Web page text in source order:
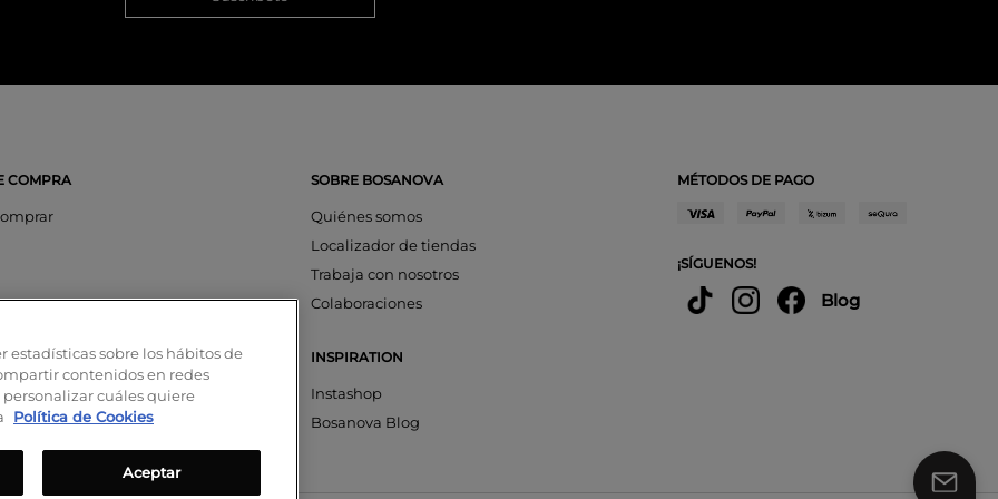
COMPRA
SeQura
SOBRE BOSANOVA
Quiénes somos
Localizador de tiendas
Trabaja con nosotros
Colaboraciones
INSPIRATION
Instashop
Bosanova Blog
MÉTODOS DE PAGO
¡SÍGUENOS!
Blog
estadísticas sobre los hábitos de
contenidos en redes
personalizar cuáles quiere
Política de Cookies
Aceptar